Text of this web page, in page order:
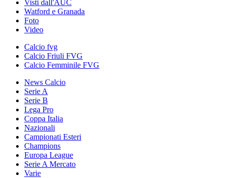
Visti dall'AUC
Watford e Granada
Foto
Video
Calcio fvg
Calcio Friuli FVG
Calcio Femminile FVG
News Calcio
Serie A
Serie B
Lega Pro
Coppa Italia
Nazionali
Campionati Esteri
Champions
Europa League
Serie A Mercato
Varie